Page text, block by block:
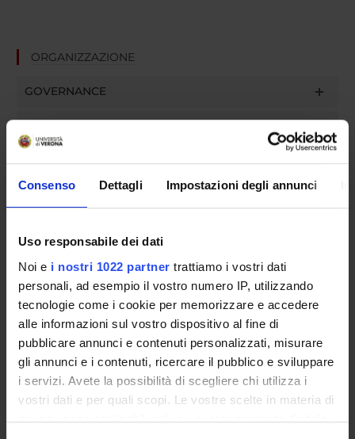
Consenso Dettagli Impostazioni degli annunci
Uso responsabile dei dati
Noi e i nostri 1022 partner trattiamo i vostri dati
personali, ad esempio il vostro numero IP, utilizzando
tecnologie come i cookie per memorizzare e accedere
alle informazioni sul vostro dispositivo al fine di
pubblicare annunci e contenuti personalizzati, misurare
gli annunci e i contenuti, ricercare il pubblico e sviluppare
i servizi. Avete la possibilità di scegliere chi utilizza i
vostri dati e per quali scopi. Le vostre scelte in materia di
privacy sono applicabili solo su questa proprietà digitale
ORGANIZZAZIONE
GOVERNANCE
UFFICI E STRUTTURE DI SERVIZIO
SERVIZI DI SEGRETERIA STUDENTI
STRUTTURE DEL DIPARTIMENTO
BIBLIOTECHE
CENTRI
LABORATORI
Contatti
Persone